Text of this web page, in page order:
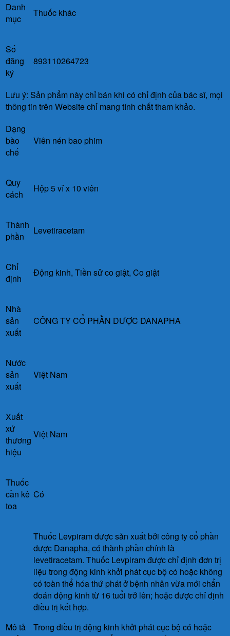
Danh
mục
Thuốc khác
Số
đăng
ký
893110264723
Lưu ý: Sản phẩm này chỉ bán khi có chỉ định của bác sĩ, mọi
thông tin trên Website chỉ mang tính chất tham khảo.
Dạng
bào
chế
Viên nén bao phim
Quy
cách
Hộp 5 vỉ x 10 viên
Thành
phần
Levetiracetam
Chỉ
định
Động kinh, Tiền sử co giật, Co giật
Nhà
sản
xuất
CÔNG TY CỔ PHẦN DƯỢC DANAPHA
Nước
sản
xuất
Việt Nam
Xuất
xứ
thương
hiệu
Việt Nam
Thuốc
cần kê
toa
Có
Mô tả
Thuốc Levpiram được sản xuất bởi công ty cổ phần
dược Danapha, có thành phần chính là
levetiracetam. Thuốc Levpiram được chỉ định đơn trị
liệu trong động kinh khởi phát cục bộ có hoặc không
có toàn thể hóa thứ phát ở bệnh nhân vừa mới chẩn
đoán động kinh từ 16 tuổi trở lên; hoặc được chỉ định
điều trị kết hợp.
Trong điều trị động kinh khởi phát cục bộ có hoặc